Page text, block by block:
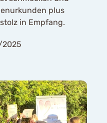
plus
in Empfang.
2025